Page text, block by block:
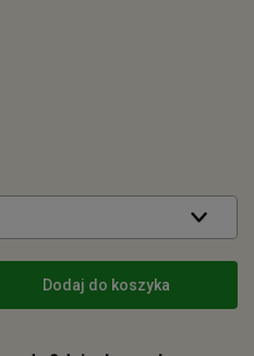
Dodaj do koszyka